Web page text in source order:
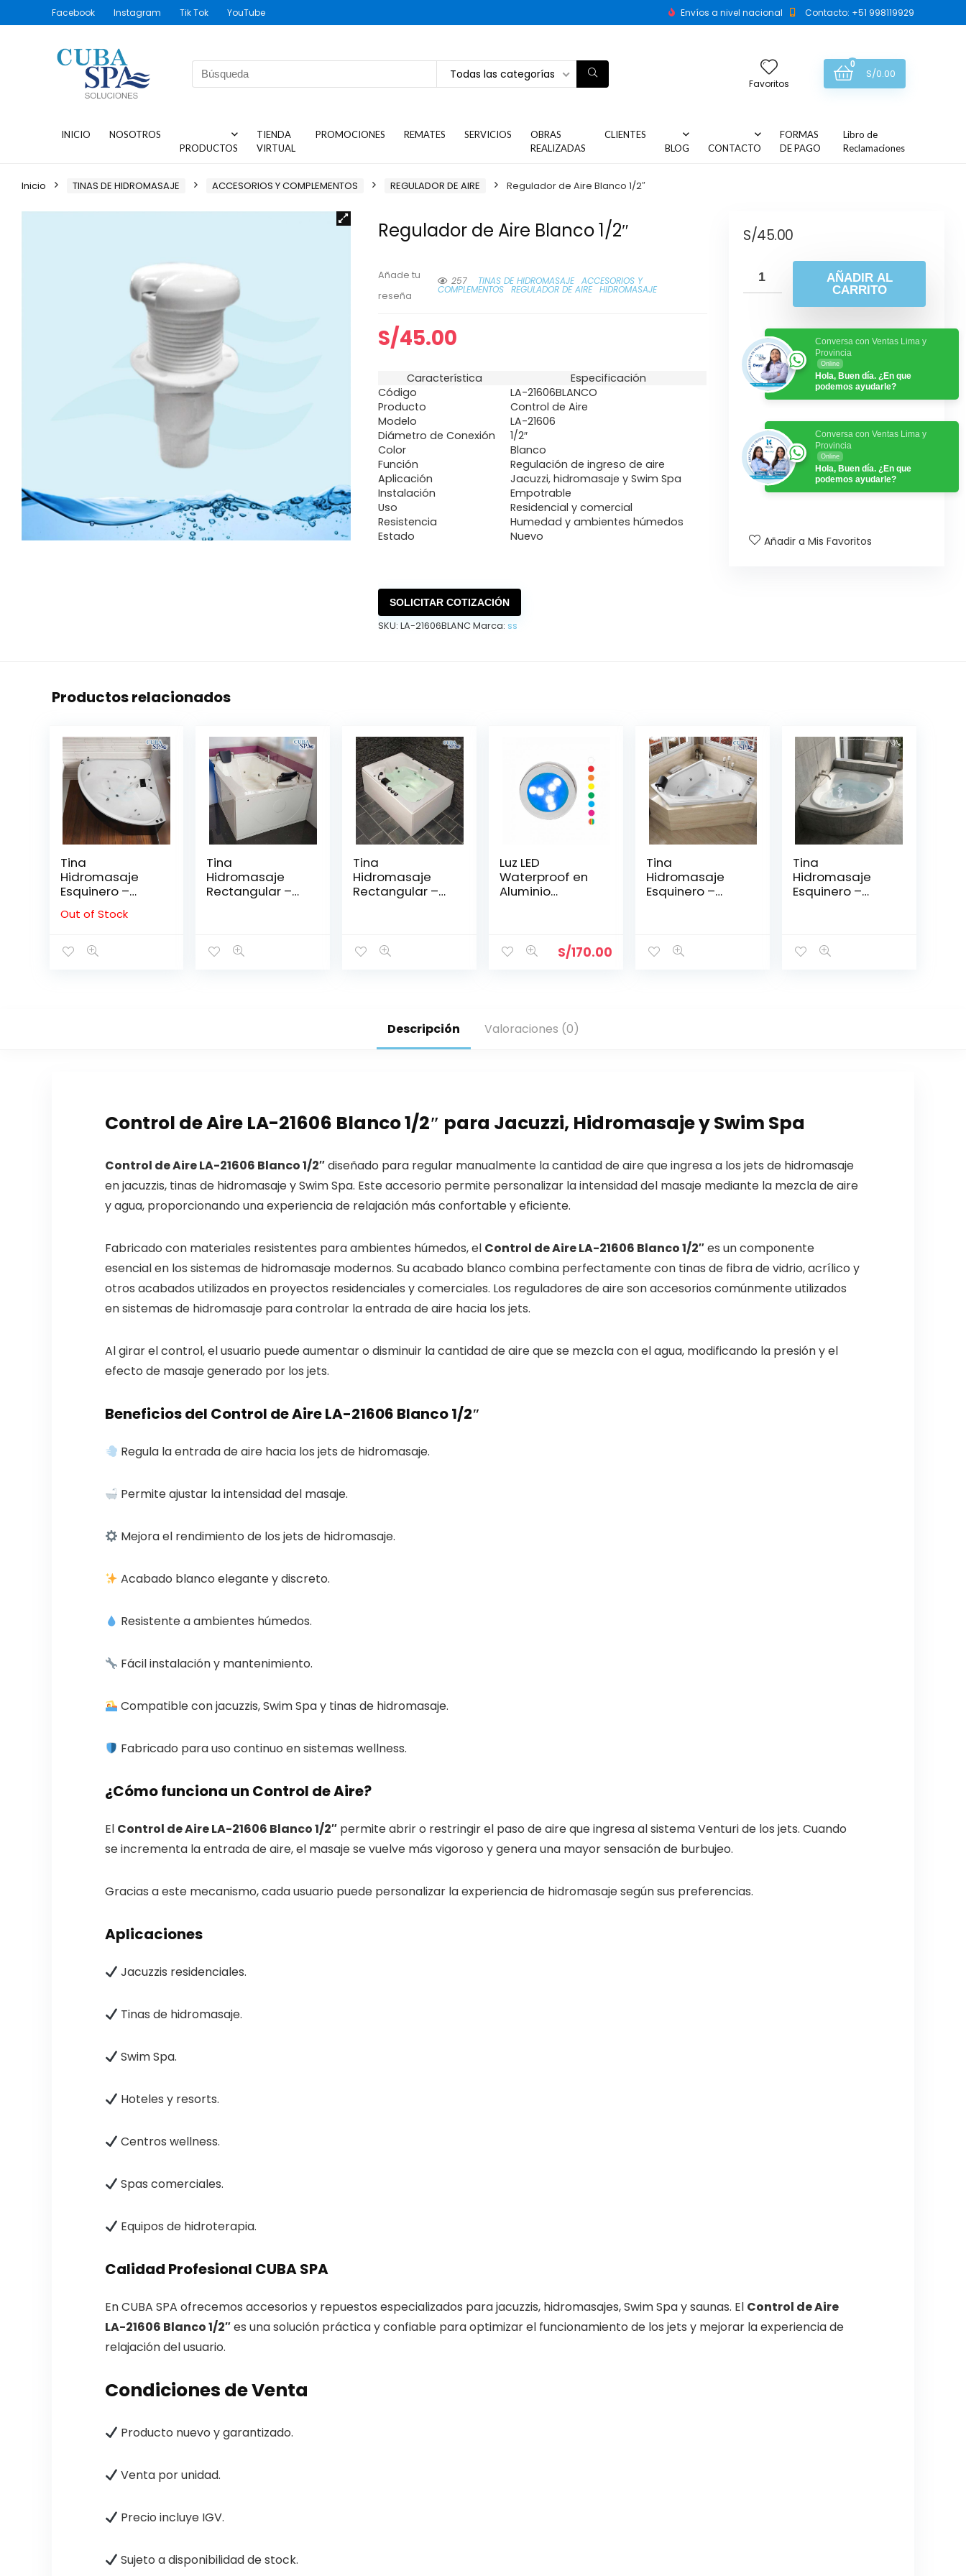
Facebook Instagram Tik Tok YouTube Envíos a nivel nacional Contacto: +51 998119929
Todas las categorías
Favoritos
0
S/0.00
INICIO
NOSOTROS
PRODUCTOS
TIENDA
VIRTUAL
PROMOCIONES REMATES SERVICIOS
OBRAS
REALIZADAS
CLIENTES
BLOG
CONTACTO
FORMAS
DE PAGO
Libro de
Reclamaciones
Inicio TINAS DE HIDROMASAJE ACCESORIOS Y COMPLEMENTOS REGULADOR DE AIRE Regulador de Aire Blanco 1/2″
Regulador de Aire Blanco 1/2″
Añade tu
reseña
257 TINAS DE HIDROMASAJE ACCESORIOS Y
COMPLEMENTOS REGULADOR DE AIRE HIDROMASAJE
S/45.00
Característica
Especificación
Código
LA-21606BLANCO
Producto
Control de Aire
Modelo
LA-21606
Diámetro de Conexión
1/2″
Color
Blanco
Función
Regulación de ingreso de aire
Aplicación
Jacuzzi, hidromasaje y Swim Spa
Instalación
Empotrable
Uso
Residencial y comercial
Resistencia
Humedad y ambientes húmedos
Estado
Nuevo
SOLICITAR COTIZACIÓN
SKU:LA-21606BLANCMarca:ss
S/45.00
AÑADIR AL
CARRITO
Conversa con Ventas Lima y
Provincia
Online
Hola, Buen día. ¿En que
podemos ayudarle?
Conversa con Ventas Lima y
Provincia
Online
Hola, Buen día. ¿En que
podemos ayudarle?
Añadir a Mis Favoritos
Productos relacionados
Tina
Hidromasaje
Esquinero –
HANSE 150*150
Out of Stock
Tina
Hidromasaje
Rectangular –
Tina
Hidromasaje
Rectangular –
Luz LED
Waterproof en
Aluminio
S/170.00
Tina
Hidromasaje
Esquinero –
Tina
Hidromasaje
Esquinero –
Descripción Valoraciones (0)
Control de Aire LA-21606 Blanco 1/2″ para Jacuzzi, Hidromasaje y Swim Spa
Control de Aire LA-21606 Blanco 1/2″diseñado para regular manualmente la cantidad de aire que ingresa a los jets de hidromasaje
en jacuzzis, tinas de hidromasaje y Swim Spa. Este accesorio permite personalizar la intensidad del masaje mediante la mezcla de aire
y agua, proporcionando una experiencia de relajación más confortable y eficiente.
Fabricado con materiales resistentes para ambientes húmedos, el Control de Aire LA-21606 Blanco 1/2″es un componente
esencial en los sistemas de hidromasaje modernos. Su acabado blanco combina perfectamente con tinas de fibra de vidrio, acrílico y
otros acabados utilizados en proyectos residenciales y comerciales. Los reguladores de aire son accesorios comúnmente utilizados
en sistemas de hidromasaje para controlar la entrada de aire hacia los jets.
Al girar el control, el usuario puede aumentar o disminuir la cantidad de aire que se mezcla con el agua, modificando la presión y el
efecto de masaje generado por los jets.
Beneficios del Control de Aire LA-21606 Blanco 1/2″
Regula la entrada de aire hacia los jets de hidromasaje.
Permite ajustar la intensidad del masaje.
Mejora el rendimiento de los jets de hidromasaje.
Acabado blanco elegante y discreto.
Resistente a ambientes húmedos.
Fácil instalación y mantenimiento.
Compatible con jacuzzis, Swim Spa y tinas de hidromasaje.
Fabricado para uso continuo en sistemas wellness.
¿Cómo funciona un Control de Aire?
El Control de Aire LA-21606 Blanco 1/2″permite abrir o restringir el paso de aire que ingresa al sistema Venturi de los jets. Cuando
se incrementa la entrada de aire, el masaje se vuelve más vigoroso y genera una mayor sensación de burbujeo.
Gracias a este mecanismo, cada usuario puede personalizar la experiencia de hidromasaje según sus preferencias.
Aplicaciones
Jacuzzis residenciales.
Tinas de hidromasaje.
Swim Spa.
Hoteles y resorts.
Centros wellness.
Spas comerciales.
Equipos de hidroterapia.
Calidad Profesional CUBA SPA
En CUBA SPA ofrecemos accesorios y repuestos especializados para jacuzzis, hidromasajes, Swim Spa y saunas. El Control de Aire
LA-21606 Blanco 1/2″es una solución práctica y confiable para optimizar el funcionamiento de los jets y mejorar la experiencia de
relajación del usuario.
Condiciones de Venta
Producto nuevo y garantizado.
Venta por unidad.
Precio incluye IGV.
Sujeto a disponibilidad de stock.